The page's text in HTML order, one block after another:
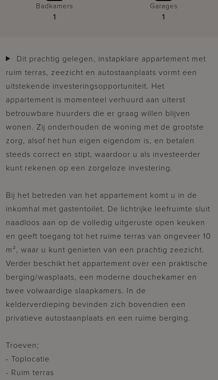
Badkamers
1
Garages
1
ruim terras, zeezicht en autostaanplaats vormt een
uitstekende investeringsopportuniteit. Het
appartement is momenteel verhuurd aan uiterst
betrouwbare huurders die er graag willen blijven
wonen. Zij onderhouden de woning met de grootste
zorg, alsof het hun eigen eigendom is, en betalen
steeds correct en stipt, waardoor u als investeerder
kunt rekenen op een zorgeloze investering.
Bij het betreden van het appartement komt u in de
inkomhal met gastentoilet. De lichtrijke leefruimte sluit
naadloos aan op de volledig uitgeruste open keuken
en geeft toegang tot het ruime terras van ongeveer 10
m², waar u kunt genieten van een prachtig zeezicht.
Verder beschikt het appartement over een praktische
berging/wasplaats, een moderne douchekamer en
twee volwaardige slaapkamers. In de
kelderverdieping bevinden zich bovendien een
privatieve autostaanplaats en een ruime berging.
Troeven;
- Toplocatie
- Ruim terras